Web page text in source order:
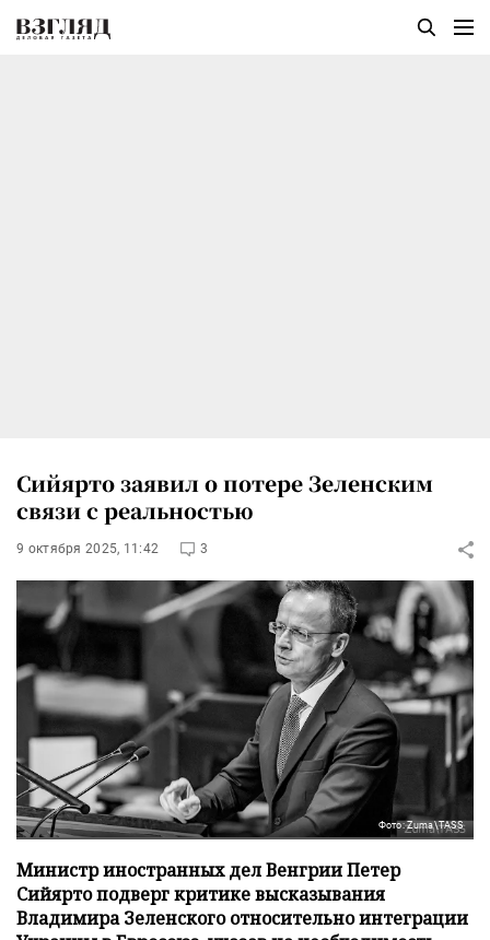
Сийярто заявил о потере Зеленским
связи с реальностью
9 октября 2025, 11:42 3
Фото: Zuma\TASS
Министр иностранных дел Венгрии Петер
Сийярто подверг критике высказывания
Владимира Зеленского относительно интеграции